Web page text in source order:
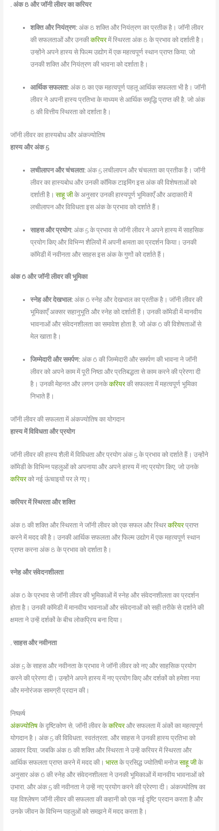
. अंक 8 और जॉनी लीवर का करियर
शक्ति और नियंत्रण:अंक 8 शक्ति और नियंत्रण का प्रतीक है। जॉनी लीवर
की सफलताओं और उनकीकरियरमें स्थिरता अंक 8 के प्रभाव को दर्शाती है।
उन्होंने अपने हास्य से फिल्म उद्योग में एक महत्वपूर्ण स्थान प्राप्त किया, जो
उनकी शक्ति और नियंत्रण की भावना को दर्शाता है।
आर्थिक सफलता:अंक 8 का एक महत्वपूर्ण पहलू आर्थिक सफलता भी है। जॉनी
लीवर ने अपनी हास्य प्रतिभा के माध्यम से आर्थिक समृद्धि प्राप्त की है, जो अंक
8 की वित्तीय स्थिरता को दर्शाता है।
जॉनी लीवर का हास्यबोध और अंकज्योतिष
हास्य और अंक 5
लचीलापन और चंचलता:अंक 5 लचीलापन और चंचलता का प्रतीक है। जॉनी
लीवर का हास्यबोध और उनकी कॉमिक टाइमिंग इस अंक की विशेषताओं को
दर्शाती है।साहू जीके अनुसार उनकी हास्यपूर्ण भूमिकाएँ और अदाकारी में
लचीलापन और विविधता इस अंक के प्रभाव को दर्शाते हैं।
साहस और प्रयोग:अंक 5 के प्रभाव से जॉनी लीवर ने अपने हास्य में साहसिक
प्रयोग किए और विभिन्न शैलियों में अपनी क्षमता का प्रदर्शन किया। उनकी
कॉमेडी में नवीनता और साहस इस अंक के गुणों को दर्शाते हैं।
अंक 6 और जॉनी लीवर की भूमिका
स्नेह और देखभाल:अंक 6 स्नेह और देखभाल का प्रतीक है। जॉनी लीवर की
भूमिकाएँ अक्सर सहानुभूति और स्नेह को दर्शाती हैं। उनकी कॉमेडी में मानवीय
भावनाओं और संवेदनशीलता का समावेश होता है, जो अंक 6 की विशेषताओं से
मेल खाता है।
जिम्मेदारी और समर्पण:अंक 6 की जिम्मेदारी और समर्पण की भावना ने जॉनी
लीवर को अपने काम में पूरी निष्ठा और प्रतिबद्धता से काम करने की प्रेरणा दी
है। उनकी मेहनत और लगन उनकेकरियरकी सफलता में महत्वपूर्ण भूमिका
निभाते हैं।
जॉनी लीवर की सफलता में अंकज्योतिष का योगदान
हास्य में विविधता और प्रयोग
जॉनी लीवर की हास्य शैली में विविधता और प्रयोग अंक 5 के प्रभाव को दर्शाते हैं। उन्होंने
कॉमेडी के विभिन्न पहलुओं को अपनाया और अपने हास्य में नए प्रयोग किए, जो उनके
करियरको नई ऊंचाइयों पर ले गए।
करियर में स्थिरता और शक्ति
अंक 8 की शक्ति और स्थिरता ने जॉनी लीवर को एक सफल और स्थिरकरियरप्राप्त
करने में मदद की है। उनकी आर्थिक सफलता और फिल्म उद्योग में एक महत्वपूर्ण स्थान
प्राप्त करना अंक 8 के प्रभाव को दर्शाता है।
स्नेह और संवेदनशीलता
अंक 6 के प्रभाव से जॉनी लीवर की भूमिकाओं में स्नेह और संवेदनशीलता का प्रदर्शन
होता है। उनकी कॉमेडी में मानवीय भावनाओं और संवेदनाओं को सही तरीके से दर्शाने की
क्षमता ने उन्हें दर्शकों के बीच लोकप्रिय बना दिया।
. साहस और नवीनता
अंक 5 के साहस और नवीनता के प्रभाव ने जॉनी लीवर को नए और साहसिक प्रयोग
करने की प्रेरणा दी। उन्होंने अपने हास्य में नए प्रयोग किए और दर्शकों को हमेशा नया
और मनोरंजक सामग्री प्रदान की।
निष्कर्ष
अंकज्योतिषके दृष्टिकोण से, जॉनी लीवर केकरियरऔर सफलता में अंकों का महत्वपूर्ण
योगदान है। अंक 5 की विविधता, स्वतंत्रता, और साहस ने उनकी हास्य प्रतिभा को
आकार दिया, जबकि अंक 8 की शक्ति और स्थिरता ने उन्हें करियर में स्थिरता और
आर्थिक सफलता प्राप्त करने में मदद की।भारतके प्रसिद्ध ज्योतिषी मनोजसाहू जीके
अनुसार अंक 6 की स्नेह और संवेदनशीलता ने उनकी भूमिकाओं में मानवीय भावनाओं को
उभारा, और अंक 5 की नवीनता ने उन्हें नए प्रयोग करने की प्रेरणा दी। अंकज्योतिष का
यह विश्लेषण जॉनी लीवर की सफलता की कहानी को एक नई दृष्टि प्रदान करता है और
उनके जीवन के विभिन्न पहलुओं को समझने में मदद करता है।